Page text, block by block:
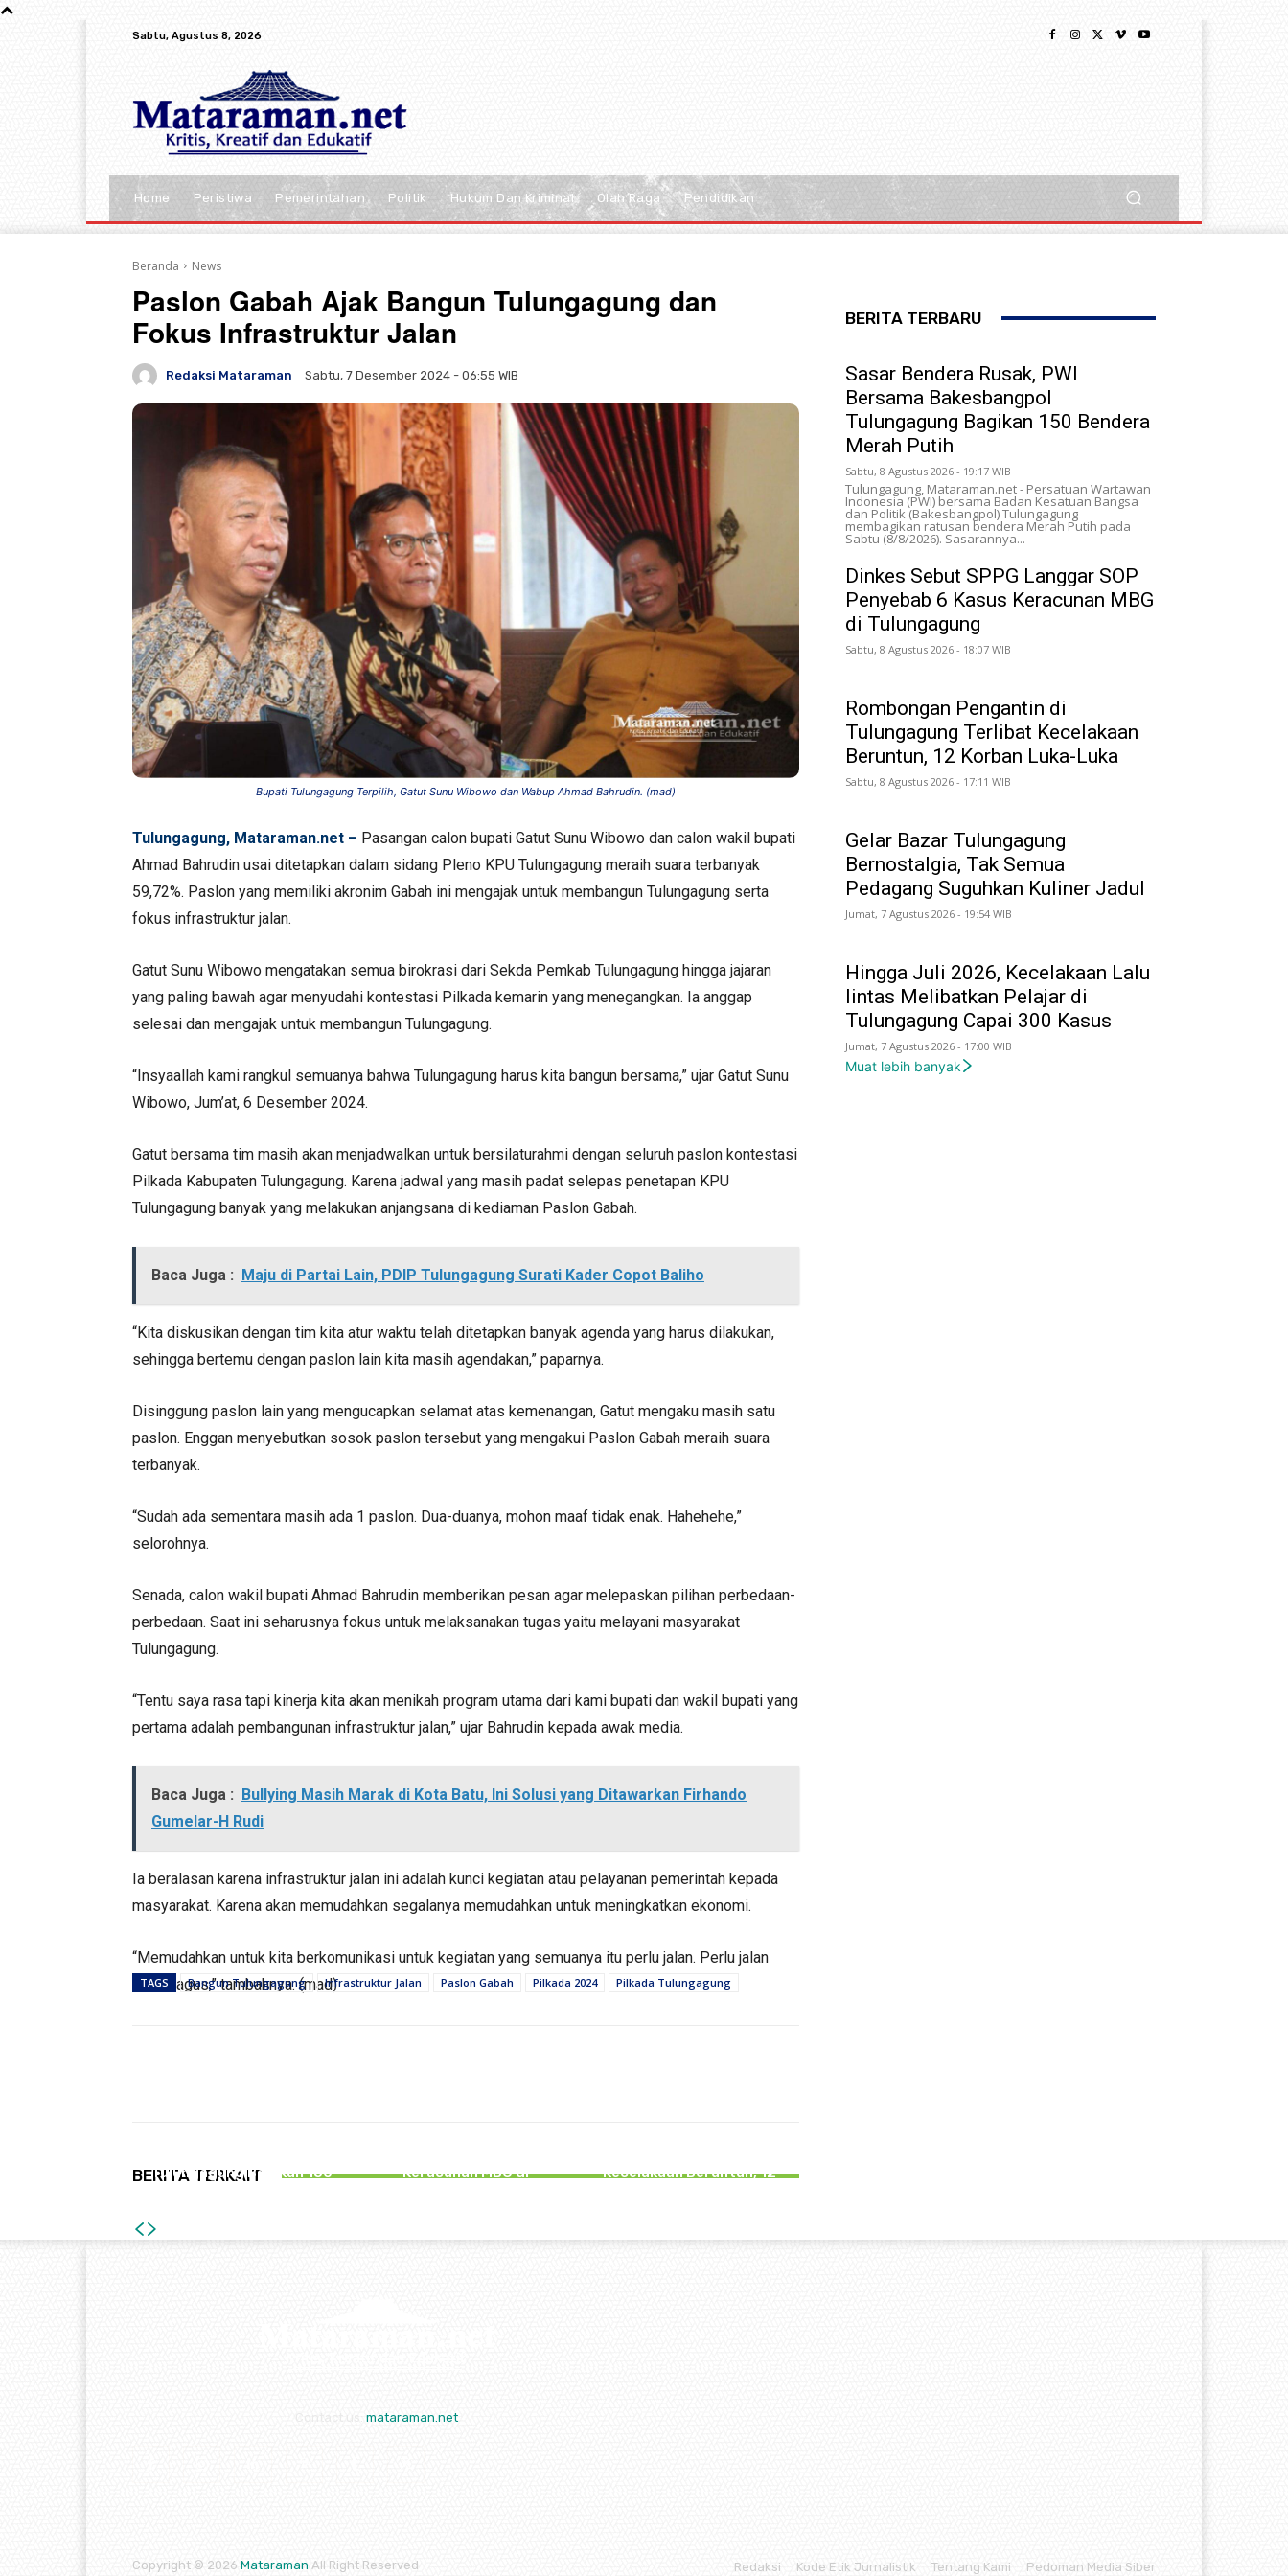
Sabtu, Agustus 8, 2026
Home Peristiwa Pemerintahan Politik Hukum Dan Kriminal Olah Raga Pendidikan
Beranda News
Paslon Gabah Ajak Bangun Tulungagung dan
Fokus Infrastruktur Jalan
Redaksi Mataraman Sabtu, 7 Desember 2024 - 06:55 WIB
Bupati Tulungagung Terpilih, Gatut Sunu Wibowo dan Wabup Ahmad Bahrudin. (mad)
Tulungagung, Mataraman.net – Pasangan calon bupati Gatut Sunu Wibowo dan calon wakil bupati
Ahmad Bahrudin usai ditetapkan dalam sidang Pleno KPU Tulungagung meraih suara terbanyak
59,72%. Paslon yang memiliki akronim Gabah ini mengajak untuk membangun Tulungagung serta
fokus infrastruktur jalan.
Gatut Sunu Wibowo mengatakan semua birokrasi dari Sekda Pemkab Tulungagung hingga jajaran
yang paling bawah agar menyudahi kontestasi Pilkada kemarin yang menegangkan. Ia anggap
selesai dan mengajak untuk membangun Tulungagung.
“Insyaallah kami rangkul semuanya bahwa Tulungagung harus kita bangun bersama,” ujar Gatut Sunu
Wibowo, Jum’at, 6 Desember 2024.
Gatut bersama tim masih akan menjadwalkan untuk bersilaturahmi dengan seluruh paslon kontestasi
Pilkada Kabupaten Tulungagung. Karena jadwal yang masih padat selepas penetapan KPU
Tulungagung banyak yang melakukan anjangsana di kediaman Paslon Gabah.
Baca Juga : Maju di Partai Lain, PDIP Tulungagung Surati Kader Copot Baliho
“Kita diskusikan dengan tim kita atur waktu telah ditetapkan banyak agenda yang harus dilakukan,
sehingga bertemu dengan paslon lain kita masih agendakan,” paparnya.
Disinggung paslon lain yang mengucapkan selamat atas kemenangan, Gatut mengaku masih satu
paslon. Enggan menyebutkan sosok paslon tersebut yang mengakui Paslon Gabah meraih suara
terbanyak.
“Sudah ada sementara masih ada 1 paslon. Dua-duanya, mohon maaf tidak enak. Hahehehe,”
selorohnya.
Senada, calon wakil bupati Ahmad Bahrudin memberikan pesan agar melepaskan pilihan perbedaan-
perbedaan. Saat ini seharusnya fokus untuk melaksanakan tugas yaitu melayani masyarakat
Tulungagung.
“Tentu saya rasa tapi kinerja kita akan menikah program utama dari kami bupati dan wakil bupati yang
pertama adalah pembangunan infrastruktur jalan,” ujar Bahrudin kepada awak media.
Baca Juga : Bullying Masih Marak di Kota Batu, Ini Solusi yang Ditawarkan Firhando
Gumelar-H Rudi
Ia beralasan karena infrastruktur jalan ini adalah kunci kegiatan atau pelayanan pemerintah kepada
masyarakat. Karena akan memudahkan segalanya memudahkan untuk meningkatkan ekonomi.
“Memudahkan untuk kita berkomunikasi untuk kegiatan yang semuanya itu perlu jalan. Perlu jalan
yang bagus,” tambahnya. (mad)
TAGS Bangun Tulungagung Infrastruktur Jalan Paslon Gabah Pilkada 2024 Pilkada Tulungagung
BERITA TERKAIT
Tulungagung Bagikan 150
Keracunan MBG di
Kecelakaan Beruntun, 12
BERITA TERBARU
Sasar Bendera Rusak, PWI
Bersama Bakesbangpol
Tulungagung Bagikan 150 Bendera
Merah Putih
Sabtu, 8 Agustus 2026 - 19:17 WIB
Tulungagung, Mataraman.net - Persatuan Wartawan
Indonesia (PWI) bersama Badan Kesatuan Bangsa
dan Politik (Bakesbangpol) Tulungagung
membagikan ratusan bendera Merah Putih pada
Sabtu (8/8/2026). Sasarannya...
Dinkes Sebut SPPG Langgar SOP
Penyebab 6 Kasus Keracunan MBG
di Tulungagung
Sabtu, 8 Agustus 2026 - 18:07 WIB
Rombongan Pengantin di
Tulungagung Terlibat Kecelakaan
Beruntun, 12 Korban Luka-Luka
Sabtu, 8 Agustus 2026 - 17:11 WIB
Gelar Bazar Tulungagung
Bernostalgia, Tak Semua
Pedagang Suguhkan Kuliner Jadul
Jumat, 7 Agustus 2026 - 19:54 WIB
Hingga Juli 2026, Kecelakaan Lalu
lintas Melibatkan Pelajar di
Tulungagung Capai 300 Kasus
Jumat, 7 Agustus 2026 - 17:00 WIB
Muat lebih banyak
mataraman.net
Copyright © 2026 Mataraman All Right Reserved Redaksi Kode Etik Jurnalistik Tentang Kami Pedoman Media Siber